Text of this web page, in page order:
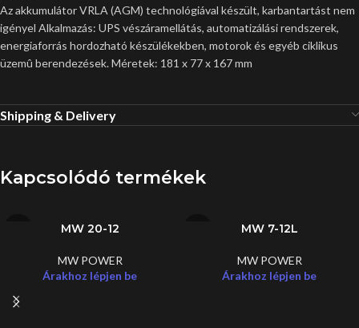
Az akkumulátor VRLA (AGM) technológiával készült, karbantartást nem
igényel Alkalmazás: UPS vészáramellátás, automatizálási rendszerek,
energiaforrás hordozható készülékekben, motorok és egyéb ciklikus
üzemû berendezések. Méretek: 181 x 77 x 167 mm
Shipping & Delivery
Kapcsolódó termékek
MW 20-12
MW POWER
Árakhoz lépjen be
MW 7-12L
MW POWER
Árakhoz lépjen be